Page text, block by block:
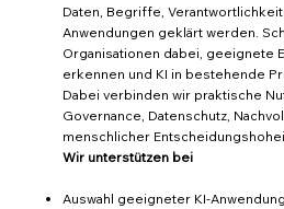
Daten, Begriffe,
Anwendungen geklärt werden.
Organisationen dabei, geeignete
erkennen und KI in bestehende
Dabei verbinden wir praktische
Governance, Datenschutz,
menschlicher
Wir unterstützen bei
Auswahl geeigneter KI-